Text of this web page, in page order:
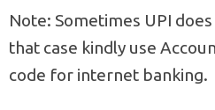
Note: Sometimes UPI
that case kindly use
code for internet banking.